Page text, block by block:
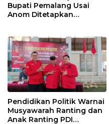
Bupati Pemalang Usai
Anom Ditetapkan
Pendidikan Politik Warnai
Musyawarah Ranting dan
Anak Ranting PDI